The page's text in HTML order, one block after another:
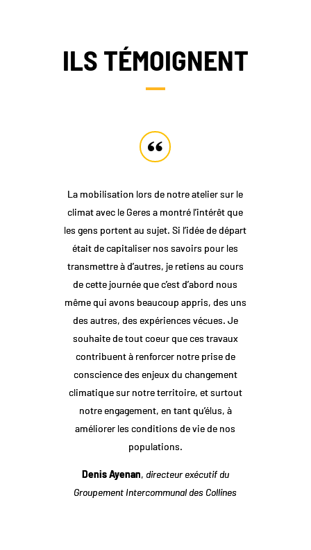
ILS TÉMOIGNENT
La mobilisation lors de notre atelier sur le
climat avec le Geres a montré l’intérêt que
les gens portent au sujet. Si l’idée de départ
était de capitaliser nos savoirs pour les
transmettre à d’autres, je retiens au cours
de cette journée que c’est d’abord nous
même qui avons beaucoup appris, des uns
des autres, des expériences vécues. Je
souhaite de tout coeur que ces travaux
contribuent à renforcer notre prise de
conscience des enjeux du changement
climatique sur notre territoire, et surtout
notre engagement, en tant qu’élus, à
améliorer les conditions de vie de nos
populations.
Denis Ayenan, directeur exécutif du
Groupement Intercommunal des Collines